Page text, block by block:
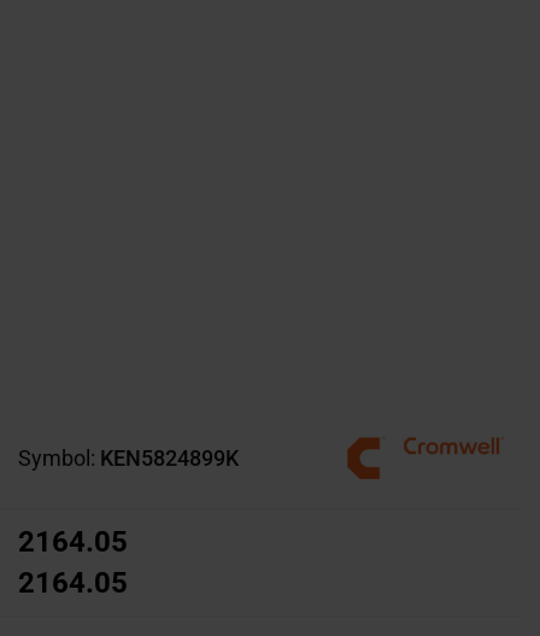
Symbol: KEN5824899K
2164.05
2164.05